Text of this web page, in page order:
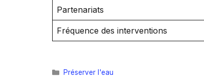
Partenariats
Fréquence des interventions
Catégories
Préserver l'eau